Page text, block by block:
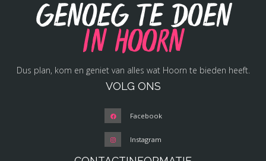
Genoeg te doen
in Hoorn
Dus plan, kom en geniet van alles wat Hoorn te bieden heeft.
VOLG ONS
Facebook
Instagram